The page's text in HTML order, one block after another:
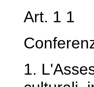
Art. 1 1
1.